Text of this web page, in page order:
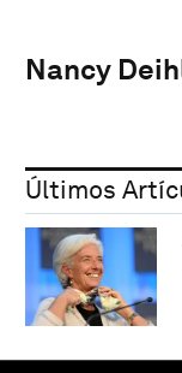
Nancy
Últimos